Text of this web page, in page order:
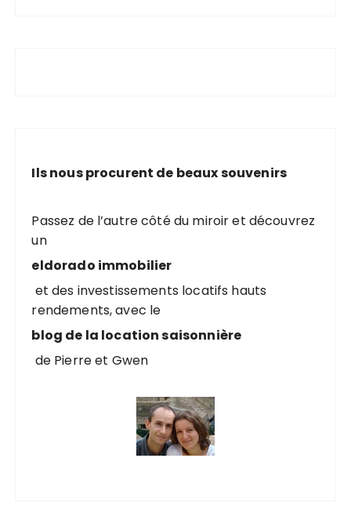
Ils nous procurent de beaux souvenirs
Passez de l’autre côté du miroir et découvrez
un
eldorado immobilier
et des investissements locatifs hauts
rendements, avec le
blog de la location saisonnière
de Pierre et Gwen